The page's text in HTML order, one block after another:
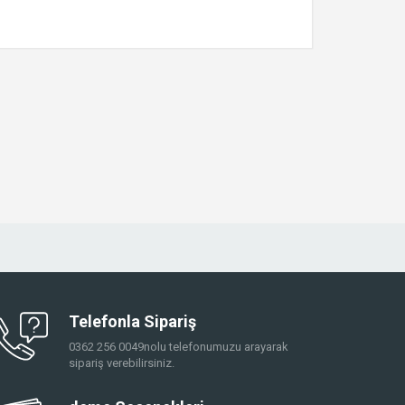
Telefonla Sipariş
0362 256 0049nolu telefonumuzu arayarak
sipariş verebilirsiniz.